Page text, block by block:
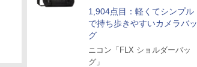
1,904点目：軽くてシンプル
で持ち歩きやすいカメラバッ
グ
ニコン「FLX ショルダーバッ
グ」